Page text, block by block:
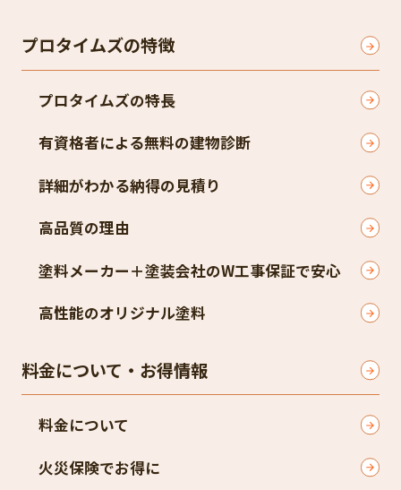
プロタイムズの特徴
プロタイムズの特長
有資格者による無料の建物診断
詳細がわかる納得の見積り
高品質の理由
塗料メーカー＋塗装会社のW工事保証で安心
高性能のオリジナル塗料
料金について・お得情報
料金について
火災保険でお得に